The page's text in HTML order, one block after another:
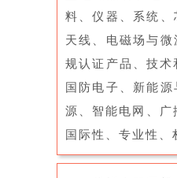
料、仪器、系统、
天线、电磁场与
规认证产品、技
国防电子、新能
源、智能电网、
国际性、专业性、